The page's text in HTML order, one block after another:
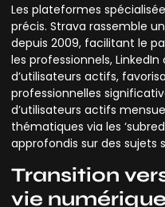
Les plateformes
précis. Strava rassemble
depuis 2009, facilitant le
les professionnels,
d’utilisateurs actifs,
professionnelles
d’utilisateurs actifs
thématiques via les
approfondis sur des sujets
Transition
vie numérique